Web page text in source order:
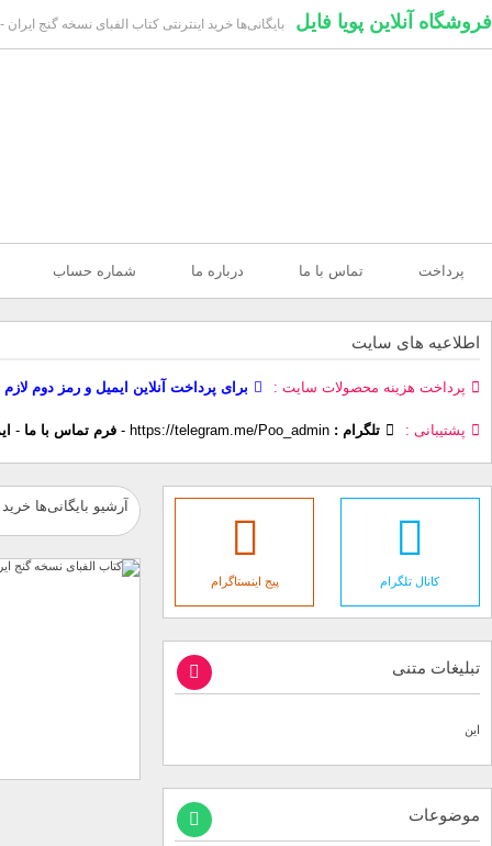
فروشگاه آنلاین پویا فایل بایگانی‌ها خرید اینترنتی کتاب الفبای نسخه گنج ایران
پرداخت تماس با ما درباره ما شماره حساب
اطلاعیه های سایت
پرداخت هزینه محصولات سایت برای پرداخت آنلاین ایمیل و رمز دوم
پشتیبانی تلگرام : https://telegram.me/Poo_admin
- فرم تماس با ما -
آرشیو بایگانی‌ها
کانال تلگرام پیج اینستاگرام
تبلیغات متنی
این
موضوعات